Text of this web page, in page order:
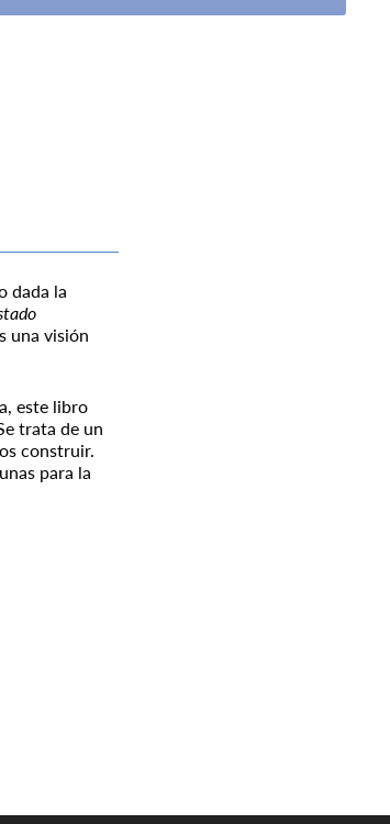
dada la
una visión
este libro
trata de un
construir.
para la